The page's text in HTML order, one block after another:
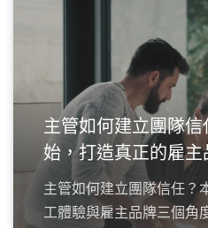
主管如何建立團隊
始，打造真正的雇主
主管如何建立團隊信任？
工體驗與雇主品牌三個角